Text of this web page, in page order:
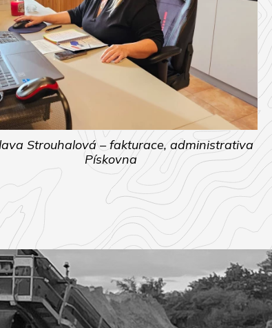
Strouhalová – fakturace, administrativa
Pískovna